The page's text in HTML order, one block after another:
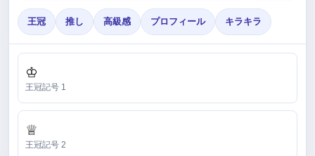
王冠 推し 高級感 プロフィール キラキラ
♔
王冠記号 1
♕
王冠記号 2